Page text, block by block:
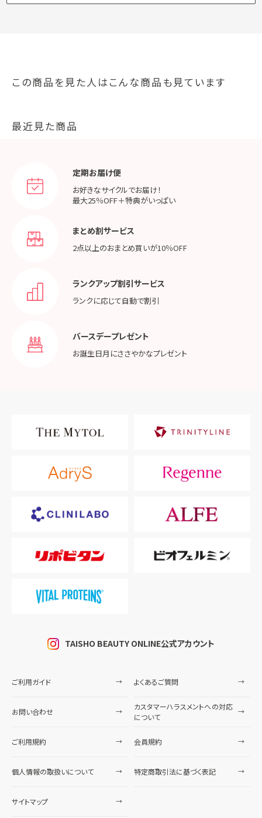
この商品を見た人はこんな商品も見ています
最近見た商品
定期お届け便
お好きなサイクルでお届け！
最大25％OFF＋特典がいっぱい
まとめ割サービス
2点以上のおまとめ買いが10％OFF
ランクアップ割引サービス
ランクに応じて自動で割引
バースデープレゼント
お誕生日月にささやかなプレゼント
TAISHO BEAUTY ONLINE公式アカウント
ご利用ガイド よくあるご質問
お問い合わせ
カスタマーハラスメントへの対応
について
ご利用規約 会員規約
個人情報の取扱いについて 特定商取引法に基づく表記
サイトマップ